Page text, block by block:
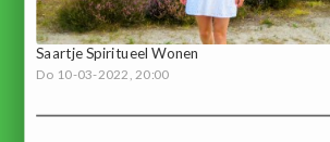
Saartje Spiritueel Wonen
Do 10-03-2022, 20:00